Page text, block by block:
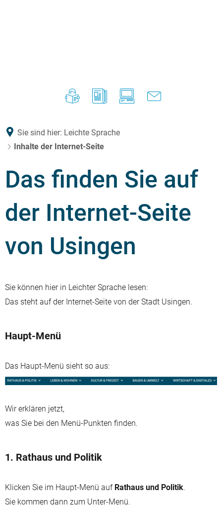
Sie sind hier: Leichte Sprache
Inhalte der Internet-Seite
Das finden Sie auf
der Internet-Seite
von Usingen
Sie können hier in Leichter Sprache lesen:
Das steht auf der Internet-Seite von der Stadt Usingen.
Haupt-Menü
Das Haupt-Menü sieht so aus:
Wir erklären jetzt,
was Sie bei den Menü-Punkten finden.
1. Rathaus und Politik
Klicken Sie im Haupt-Menü auf Rathaus und Politik.
Sie kommen dann zum Unter-Menü.